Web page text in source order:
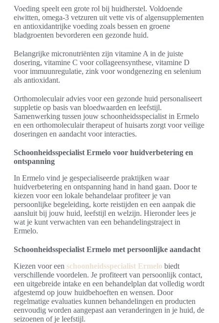
Voeding speelt een grote rol bij huidherstel. Voldoende
eiwitten, omega‑3 vetzuren uit vette vis of algensupplementen
en antioxidantrijke voeding zoals bessen en groene
bladgroenten bevorderen een gezonde huid.
Belangrijke micronutriënten zijn vitamine A in de juiste
dosering, vitamine C voor collageensynthese, vitamine D
voor immuunregulatie, zink voor wondgenezing en selenium
als antioxidant.
Orthomoleculair advies voor een gezonde huid personaliseert
suppletie op basis van bloedwaarden en leefstijl.
Samenwerking tussen jouw schoonheidsspecialist in Ermelo
en een orthomoleculair therapeut of huisarts zorgt voor veilige
doseringen en aandacht voor interacties.
Schoonheidsspecialist Ermelo voor huidverbetering en
ontspanning
In Ermelo vind je gespecialiseerde praktijken waar
huidverbetering en ontspanning hand in hand gaan. Door te
kiezen voor een lokale behandelaar profiteer je van
persoonlijke begeleiding, korte reistijden en een aanpak die
aansluit bij jouw huid, leefstijl en welzijn. Hieronder lees je
wat je kunt verwachten van een behandelingstraject in
Ermelo.
Schoonheidsspecialist Ermelo met persoonlijke aandacht
Kiezen voor een schoonheidsspecialist Ermelo biedt
verschillende voordelen. Je profiteert van persoonlijk contact,
een uitgebreide intake en een behandelplan dat volledig wordt
afgestemd op jouw huidbehoeften en wensen. Door
regelmatige evaluaties kunnen behandelingen en producten
eenvoudig worden aangepast aan veranderingen in je huid, de
seizoenen of je leefstijl.